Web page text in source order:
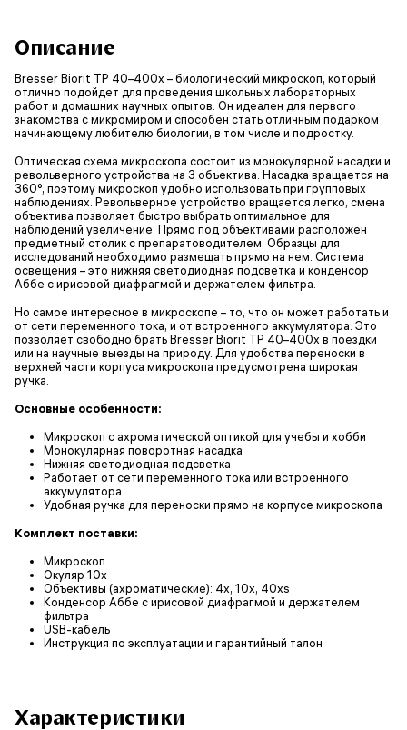
Описание
Bresser Biorit TP 40–400x – биологический микроскоп, который
отлично подойдет для проведения школьных лабораторных
работ и домашних научных опытов. Он идеален для первого
знакомства с микромиром и способен стать отличным подарком
начинающему любителю биологии, в том числе и подростку.
Оптическая схема микроскопа состоит из монокулярной насадки и
револьверного устройства на 3 объектива. Насадка вращается на
360°, поэтому микроскоп удобно использовать при групповых
наблюдениях. Револьверное устройство вращается легко, смена
объектива позволяет быстро выбрать оптимальное для
наблюдений увеличение. Прямо под объективами расположен
предметный столик с препаратоводителем. Образцы для
исследований необходимо размещать прямо на нем. Система
освещения – это нижняя светодиодная подсветка и конденсор
Аббе с ирисовой диафрагмой и держателем фильтра.
Но самое интересное в микроскопе – то, что он может работать и
от сети переменного тока, и от встроенного аккумулятора. Это
позволяет свободно брать Bresser Biorit TP 40–400x в поездки
или на научные выезды на природу. Для удобства переноски в
верхней части корпуса микроскопа предусмотрена широкая
ручка.
Основные особенности:
Микроскоп с ахроматической оптикой для учебы и хобби
Монокулярная поворотная насадка
Нижняя светодиодная подсветка
Работает от сети переменного тока или встроенного
аккумулятора
Удобная ручка для переноски прямо на корпусе микроскопа
Комплект поставки:
Микроскоп
Окуляр 10х
Объективы (ахроматические): 4х, 10х, 40хs
Конденсор Аббе с ирисовой диафрагмой и держателем
фильтра
USB-кабель
Инструкция по эксплуатации и гарантийный талон
Характеристики